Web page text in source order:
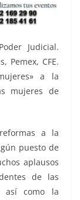
Judicial.
Pemex, CFE.
a la
mujeres de
a la
puesto de
aplausos
de las
así como la